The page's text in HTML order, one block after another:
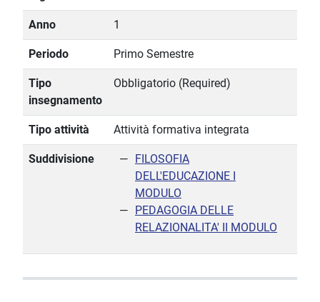
Anno 1
Periodo Primo Semestre
Tipo
insegnamento
Obbligatorio (Required)
Tipo attività Attività formativa integrata
Suddivisione
FILOSOFIA
DELL'EDUCAZIONE I
MODULO
PEDAGOGIA DELLE
RELAZIONALITA' II MODULO